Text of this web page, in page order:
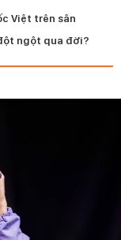
Việt trên sân
ngột qua đời?